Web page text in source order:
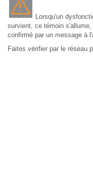
Lorsqu'un
survient, ce témoin
confirmé par un message à
Faites vérifier par le réseau